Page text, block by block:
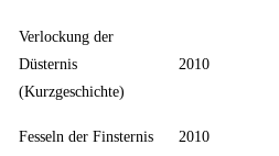
Verlockung der
Düsternis
(Kurzgeschichte)
2010
Fesseln der Finsternis 2010